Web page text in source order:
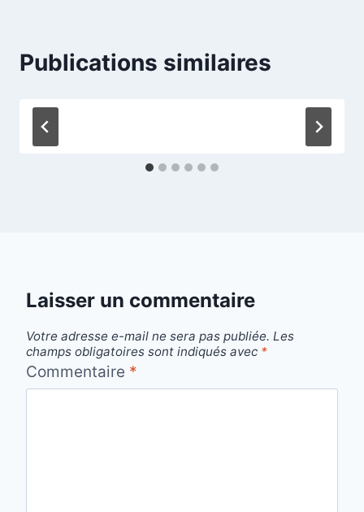
Publications similaires
Laisser un commentaire
Votre adresse e-mail ne sera pas publiée. Les
champs obligatoires sont indiqués avec *
Commentaire *